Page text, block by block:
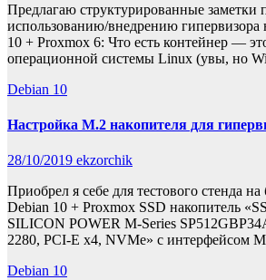
Предлагаю структурированные заметки
использованию/внедрению гипервизора
10 + Proxmox 6: Что есть контейнер —
операционной системы Linux (увы, но
Debian 10
Настройка M.2 накопителя для
28/10/2019 ekzorchik
Приобрел я себе для тестового стенда на
Debian 10 + Proxmox SSD накопитель
SILICON POWER M-Series
2280, PCI-E x4, NVMe» с интерфейсом
Debian 10